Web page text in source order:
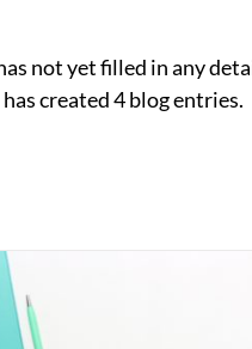
not yet filled in any
created 4 blog entries.
Työyhteisön